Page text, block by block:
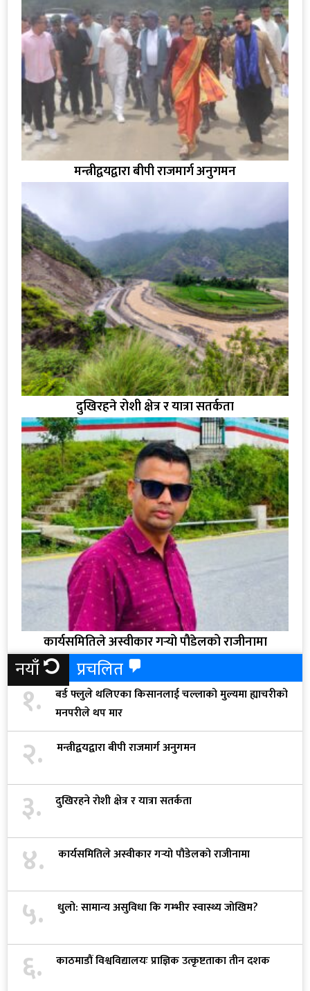
मन्त्रीद्वयद्वारा बीपी राजमार्ग अनुगमन
दुखिरहने रोशी क्षेत्र र यात्रा सतर्कता
कार्यसमितिले अस्वीकार गर्‍यो पौडेलको राजीनामा
नयाँ प्रचलित
१.
बर्ड फ्लुले थलिएका किसानलाई चल्लाको मुल्यमा ह्याचरीको
मनपरीले थप मार
२. मन्त्रीद्वयद्वारा बीपी राजमार्ग अनुगमन
३. दुखिरहने रोशी क्षेत्र र यात्रा सतर्कता
४. कार्यसमितिले अस्वीकार गर्‍यो पौडेलको राजीनामा
५. धुलो: सामान्य असुविधा कि गम्भीर स्वास्थ्य जोखिम?
६. काठमाडौं विश्वविद्यालयः प्राज्ञिक उत्कृष्टताका तीन दशक